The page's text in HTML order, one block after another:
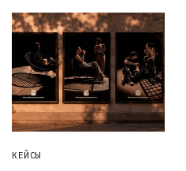
КЕЙСЫ